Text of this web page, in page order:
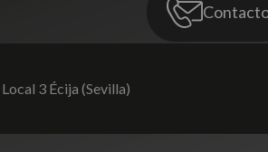
Local 3 Écija (Sevilla)